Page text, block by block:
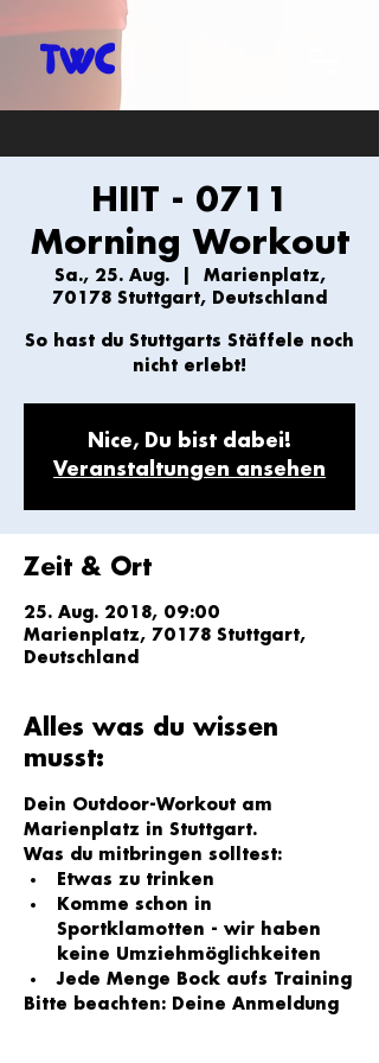
HIIT - 0711
Morning Workout
Sa., 25. Aug.
  |
Marienplatz,
70178 Stuttgart, Deutschland
So hast du Stuttgarts Stäffele noch
nicht erlebt!
Nice, Du bist dabei!
Veranstaltungen ansehen
Zeit & Ort
25. Aug. 2018, 09:00
Marienplatz, 70178 Stuttgart,
Deutschland
Alles was du wissen
musst:
Dein Outdoor-Workout am
Marienplatz in Stuttgart.
Was du mitbringen solltest:
Etwas zu trinken
Komme schon in
Sportklamotten - wir haben
keine Umziehmöglichkeiten
Jede Menge Bock aufs Training
Bitte beachten: Deine Anmeldung